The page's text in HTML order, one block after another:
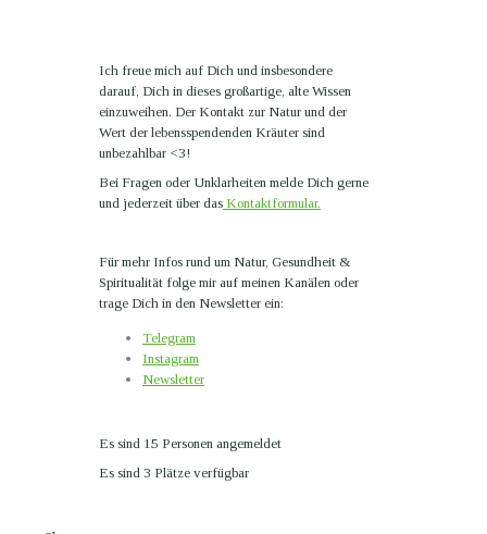
Ich freue mich auf Dich und insbesondere
darauf, Dich in dieses großartige, alte Wissen
einzuweihen. Der Kontakt zur Natur und der
Wert der lebensspendenden Kräuter sind
unbezahlbar <3!
Bei Fragen oder Unklarheiten melde Dich gerne
und jederzeit über das Kontaktformular.
Für mehr Infos rund um Natur, Gesundheit &
Spiritualität folge mir auf meinen Kanälen oder
trage Dich in den Newsletter ein:
Telegram
Instagram
Newsletter
Es sind 15 Personen angemeldet
Es sind 3 Plätze verfügbar